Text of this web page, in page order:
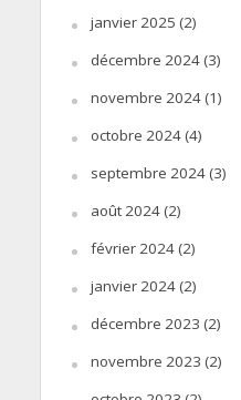
janvier 2025 (2)
décembre 2024(3)
novembre 2024(1)
octobre 2024(4)
septembre 2024(3)
août 2024(2)
février 2024(2)
janvier 2024(2)
décembre 2023 (2)
novembre 2023 (2)